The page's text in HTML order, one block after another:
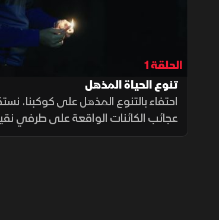
الحلقة 1
تنوع الحياة المذهل
احتفاء بالتنوع المذهل على كوكبنا،
عجائب الكائنات الواقعة على طرفي
أطياف الحياة، من الصحارى الحارقة